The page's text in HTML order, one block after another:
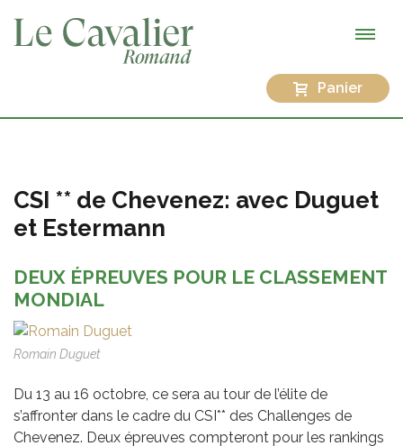
Panier
CSI ** de Chevenez: avec Duguet
et Estermann
DEUX ÉPREUVES POUR LE CLASSEMENT
MONDIAL
Romain Duguet
Du 13 au 16 octobre, ce sera au tour de l’élite de
s’affronter dans le cadre du CSI** des Challenges de
Chevenez. Deux épreuves compteront pour les rankings